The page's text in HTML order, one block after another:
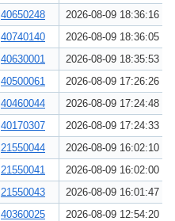
40650248 2026-08-09 18:36:16
40740140 2026-08-09 18:36:05
40630001 2026-08-09 18:35:53
40500061 2026-08-09 17:26:26
40460044 2026-08-09 17:24:48
40170307 2026-08-09 17:24:33
21550044 2026-08-09 16:02:10
21550041 2026-08-09 16:02:00
21550043 2026-08-09 16:01:47
40360025 2026-08-09 12:54:20